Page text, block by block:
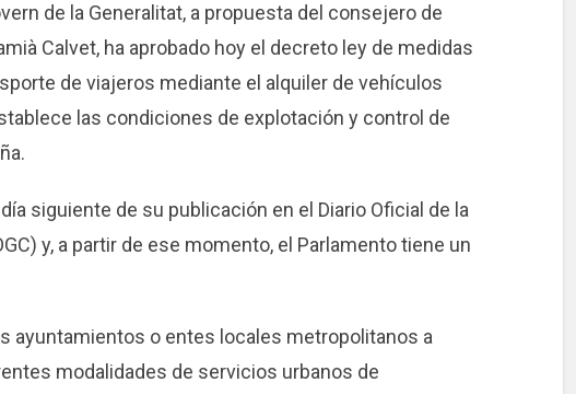
de la Generalitat, a propuesta del consejero de
Calvet, ha aprobado hoy el decreto ley de medidas
de viajeros mediante el alquiler de vehículos
las condiciones de explotación y control de
siguiente de su publicación en el Diario Oficial de la
y, a partir de ese momento, el Parlamento tiene un
ayuntamientos o entes locales metropolitanos a
modalidades de servicios urbanos de